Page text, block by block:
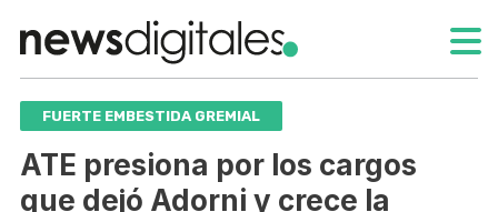
FUERTE EMBESTIDA GREMIAL
ATE presiona por los cargos
que dejó Adorni y crece la